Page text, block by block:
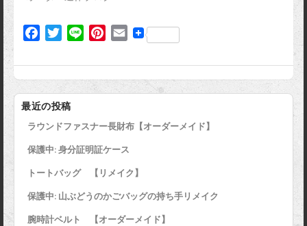
c
e
b
o
o
k
i
t
e
r
n
e
n
t
e
s
a
i
最近の投稿
ラウンドファスナー長財布【オーダーメイド】
保護中: 身分証明証ケース
トートバッグ 【リメイク】
保護中: 山ぶどうのかごバッグの持ち手リメイク
腕時計ベルト 【オーダーメイド】